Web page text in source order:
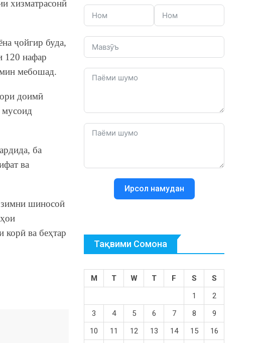
хизматрасонӣ
ҷойгир буда,
120 нафар
мебошад.
доимӣ
мусоид
ба
ва
зимни шиносоӣ
ва беҳтар
Ирсол намудан
Тақвими Сомона
M T W T F S
S
1
2
3
4 5 6 7 8
9
10
11 12 13 14 15
16